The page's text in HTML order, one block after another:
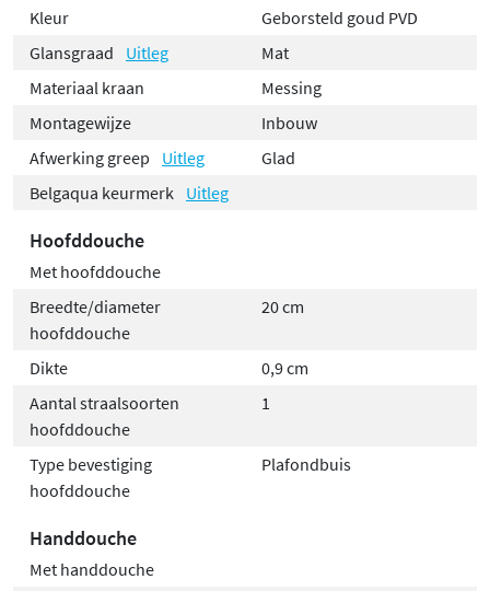
Kleur
Geborsteld goud PVD
Glansgraad
Uitleg
Mat
Materiaal kraan
Messing
Montagewijze
Inbouw
Afwerking greep
Uitleg
Glad
Belgaqua keurmerk
Uitleg
Hoofddouche
Met hoofddouche
Breedte/diameter
hoofddouche
20 cm
Dikte
0,9 cm
Aantal straalsoorten
hoofddouche
1
Type bevestiging
hoofddouche
Plafondbuis
Handdouche
Met handdouche